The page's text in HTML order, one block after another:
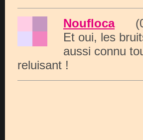
Noufloca
Et oui, les
aussi connu
reluisant !